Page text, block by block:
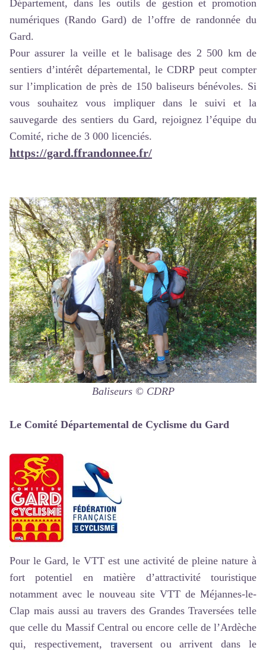
Département, dans les outils de gestion et promotion
numériques (Rando Gard) de l’offre de randonnée du
Gard.
Pour assurer la veille et le balisage des 2 500 km de
sentiers d’intérêt départemental, le CDRP peut compter
sur l’implication de près de 150 baliseurs bénévoles. Si
vous souhaitez vous impliquer dans le suivi et la
sauvegarde des sentiers du Gard, rejoignez l’équipe du
Comité, riche de 3 000 licenciés.
https://gard.ffrandonnee.fr/
Baliseurs © CDRP
Le Comité Départemental de Cyclisme du Gard
Pour le Gard, le VTT est une activité de pleine nature à
fort potentiel en matière d’attractivité touristique
notamment avec le nouveau site VTT de Méjannes-le-
Clap mais aussi au travers des Grandes Traversées telle
que celle du Massif Central ou encore celle de l’Ardèche
qui, respectivement, traversent ou arrivent dans le